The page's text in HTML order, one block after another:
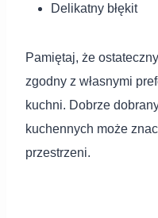
Delikatny błękit
Pamiętaj, że
zgodny z własnymi
kuchni. Dobrze
kuchennych może
przestrzeni.